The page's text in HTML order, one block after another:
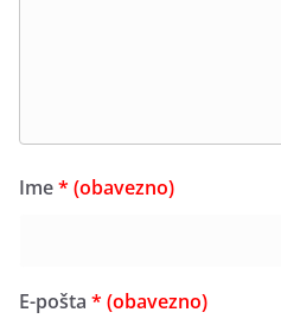
Ime* (obavezno)
E-pošta * (obavezno)